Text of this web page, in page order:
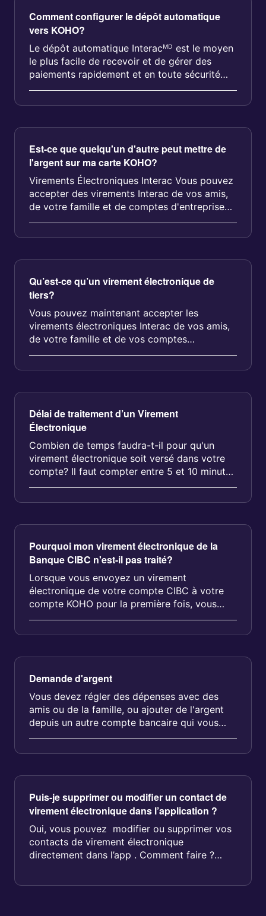
Comment configurer le dépôt automatique
vers KOHO?
Le dépôt automatique Interacᴹᴰ est le moyen
le plus facile de recevoir et de gérer des
paiements rapidement et en toute sécurité
lorsque vous recevez un viremen...
Est-ce que quelqu'un d'autre peut mettre de
l'argent sur ma carte KOHO?
Virements Électroniques Interac Vous pouvez
accepter des virements Interac de vos amis,
de votre famille et de comptes d'entreprise
dans KOHO! Ces pe...
Qu’est-ce qu’un virement électronique de
tiers?
Vous pouvez maintenant accepter les
virements électroniques Interac de vos amis,
de votre famille et de vos comptes
commerciaux à KOHO!* L'exp...
Délai de traitement d’un Virement
Électronique
Combien de temps faudra-t-il pour qu'un
virement électronique soit versé dans votre
compte? Il faut compter entre 5 et 10 minutes
pour le dépôt de votre viremen...
Pourquoi mon virement électronique de la
Banque CIBC n'est-il pas traité?
Lorsque vous envoyez un virement
électronique de votre compte CIBC à votre
compte KOHO pour la première fois, vous
devez fournir le num&eac...
Demande d'argent
Vous devez régler des dépenses avec des
amis ou de la famille, ou ajouter de l'argent
depuis un autre compte bancaire qui vous
appartient ? Vo...
Puis-je supprimer ou modifier un contact de
virement électronique dans l’application ?
Oui, vous pouvez modifier ou supprimer vos
contacts de virement électronique
directement dans l’app . Comment faire ?